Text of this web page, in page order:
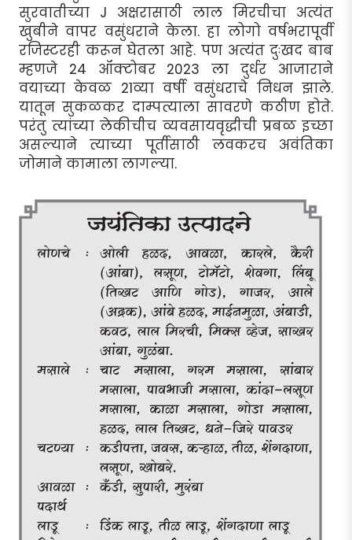
सुरवातीच्या J अक्षरासाठी लाल मिरचीचा अत्यंत
खुबीने वापर वसुंधराने केला. हा लोगो वर्षभरापूर्वी
रजिस्टरही करून घेतला आहे. पण अत्यंत दुःखद बाब
म्हणजे 24 ऑक्टोबर 2023 ला दुर्धर आजाराने
वयाच्या केवळ 21व्या वर्षी वसुंधराचे निधन झाले.
यातून सुकळकर दाम्पत्याला सावरणे कठीण होते.
परंतु त्यांच्या लेकीचीच व्यवसायवृद्धीची प्रबळ इच्छा
असल्याने त्याच्या पूर्तीसाठी लवकरच अवंतिका
जोमाने कामाला लागल्या.